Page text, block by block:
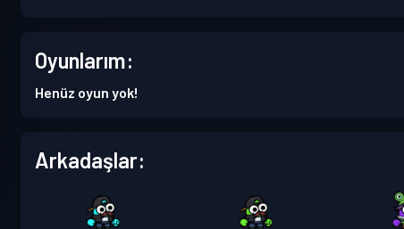
Oyunlarım:
Henüz oyun yok!
Arkadaşlar: